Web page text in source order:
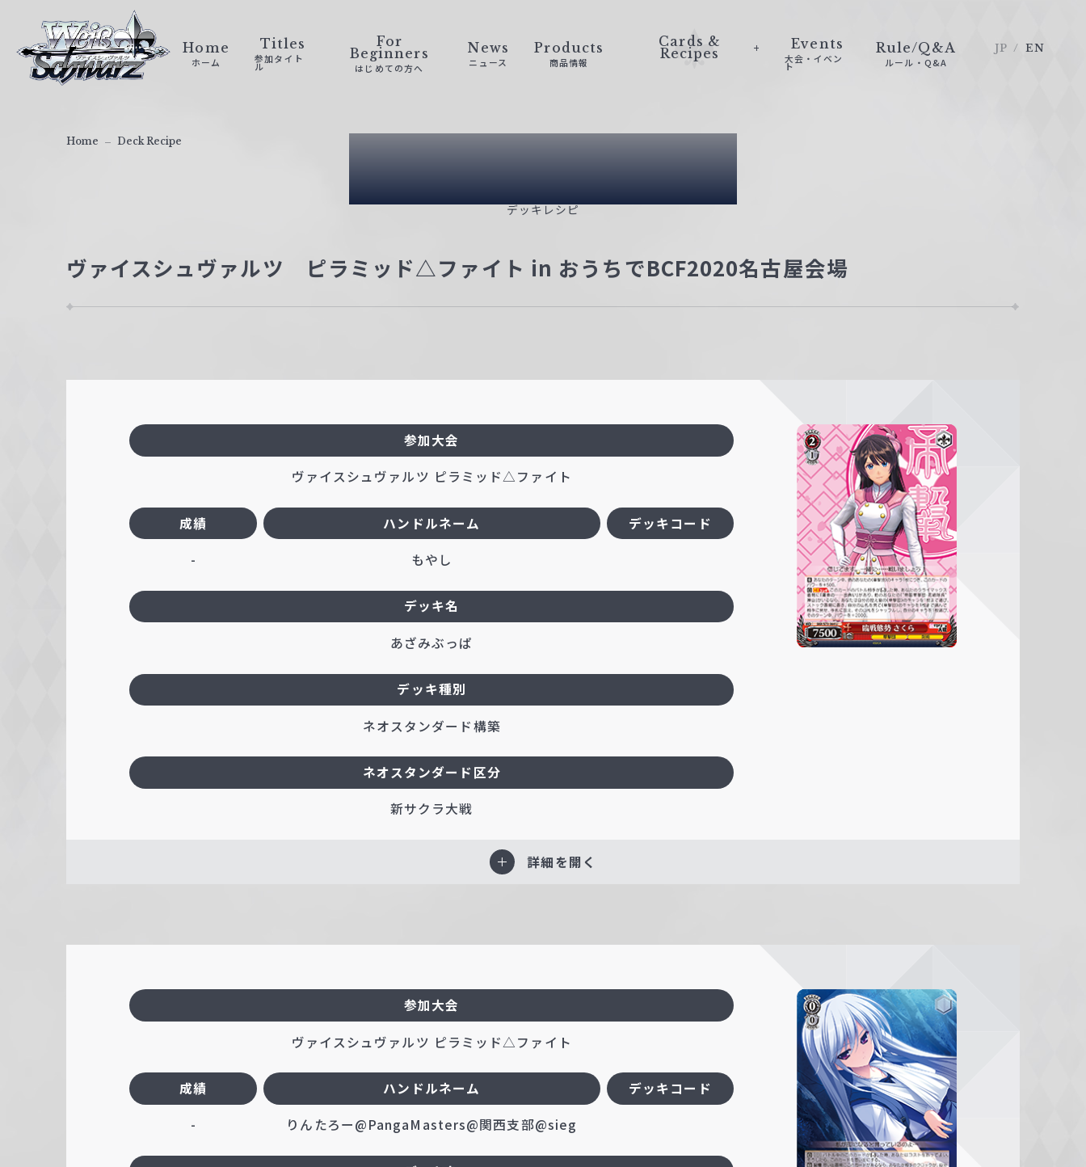
ァ
Home
ホーム
Titles
参加タイト
ル
For
Beginners
はじめての方へ
News
ニュース
Products
商品情報
Cards &
Recipes
Events
大会・イベン
ト
Rule/Q&A
ルール・Q&A
JP EN
Deck Recipe
デッキレシピ
Home Deck Recipe
ヴァイスシュヴァルツ ピラミッド△ファイト in おうちでBCF2020名古屋会場
参加大会
ヴァイスシュヴァルツ ピラミッド△ファイト
成績
-
ハンドルネーム
もやし
デッキコード
デッキ名
あざみぶっぱ
デッキ種別
ネオスタンダード構築
ネオスタンダード区分
新サクラ大戦
詳細を開く
参加大会
ヴァイスシュヴァルツ ピラミッド△ファイト
成績
-
ハンドルネーム
りんたろー@PangaMasters@関西支部@sieg
デッキコード